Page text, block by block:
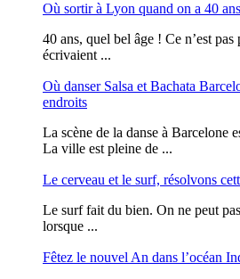
Où sortir à Lyon quand on a 40
40 ans, quel bel âge ! Ce n’est
écrivaient ...
Où danser Salsa et Bachata
endroits
La scène de la danse à Barcelone
La ville est pleine de ...
Le cerveau et le surf, résolvons
Le surf fait du bien. On ne peut
lorsque ...
Fêtez le nouvel An dans l’océan